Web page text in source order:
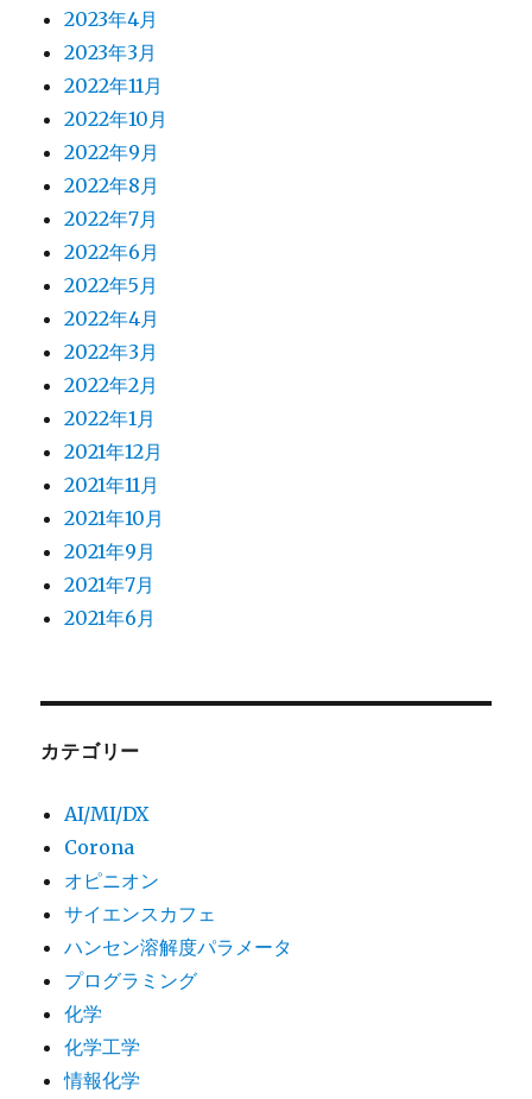
2023年4月
2023年3月
2022年11月
2022年10月
2022年9月
2022年8月
2022年7月
2022年6月
2022年5月
2022年4月
2022年3月
2022年2月
2022年1月
2021年12月
2021年11月
2021年10月
2021年9月
2021年7月
2021年6月
カテゴリー
AI/MI/DX
Corona
オピニオン
サイエンスカフェ
ハンセン溶解度パラメータ
プログラミング
化学
化学工学
情報化学